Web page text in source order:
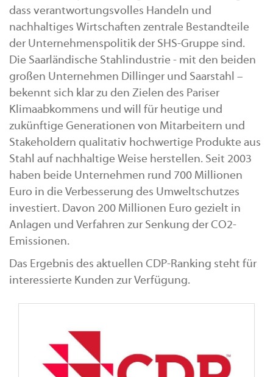
dass verantwortungsvolles Handeln und
nachhaltiges Wirtschaften zentrale Bestandteile
der Unternehmenspolitik der SHS-Gruppe sind.
Die Saarländische Stahlindustrie - mit den beiden
großen Unternehmen Dillinger und Saarstahl –
bekennt sich klar zu den Zielen des Pariser
Klimaabkommens und will für heutige und
zukünftige Generationen von Mitarbeitern und
Stakeholdern qualitativ hochwertige Produkte aus
Stahl auf nachhaltige Weise herstellen. Seit 2003
haben beide Unternehmen rund 700 Millionen
Euro in die Verbesserung des Umweltschutzes
investiert. Davon 200 Millionen Euro gezielt in
Anlagen und Verfahren zur Senkung der CO2-
Emissionen.
Das Ergebnis des aktuellen CDP-Ranking steht für
interessierte Kunden zur Verfügung.